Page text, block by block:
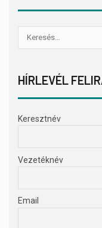
HÍRLEVÉL
Keresztnév
Vezetéknév
Email